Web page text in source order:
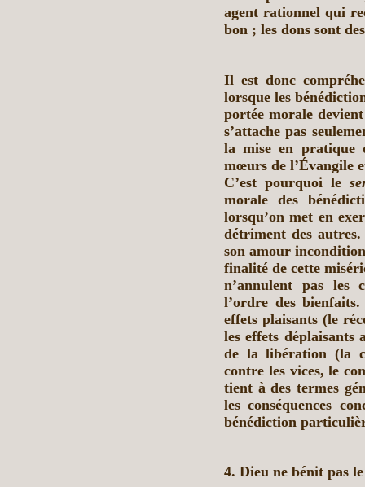
agent rationnel qui
bon ; les dons sont
Il est donc
lorsque les
portée morale
s’attache pas
la mise en pratique
mœurs de l’Évangile
C’est pourquoi le
morale des
lorsqu’on met en
détriment des
son amour
finalité de cette
n’annulent pas les
l’ordre des
effets plaisants (le
les effets déplaisants
de la libération (la
contre les vices, le
tient à des termes
les conséquences
bénédiction
4. Dieu ne bénit pas